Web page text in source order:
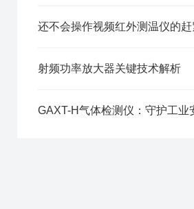
射频功率放大器关键技术解析